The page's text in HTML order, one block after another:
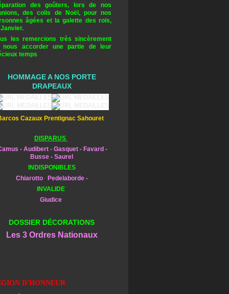
des goûters, lors de nos
des colis de Noël, pour nos
âgées et la galette des rois,
les remercions très sincèrement
nous accorder une partie de leur
temps
HOMMAGE A NOS PORTE
DRAPEAUX
Cazaux Prentignac Sahouret
DISPARUS
- Audibert - Gasquet - Favard -
Busse - Saurel
INDISPONIBLES
Chiarotto Pedelaborde -
INVALIDE
Giudice
DOSSIER DÉCORATIONS
Les 3 Ordres Nationaux
D'HONNEUR